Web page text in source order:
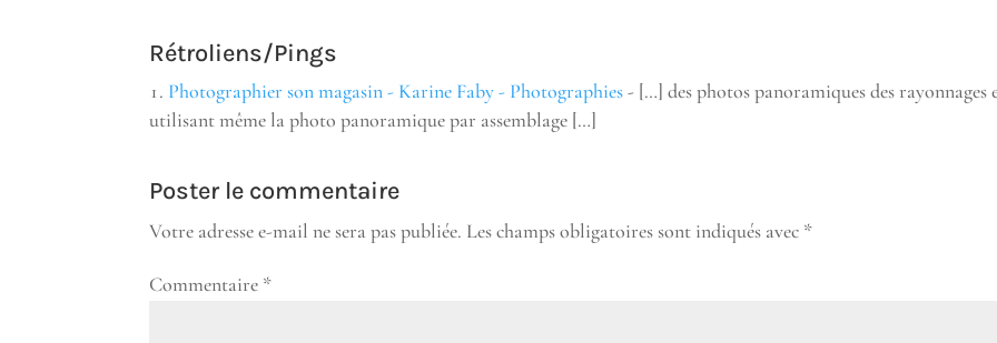
Rétroliens/Pings
Photographier son magasin - Karine Faby - Photographies- […] des photos panoramiques des rayonnages
utilisant même la photo panoramique par assemblage […]
Poster le commentaire
Votre adresse e-mail ne sera pas publiée. Les champs obligatoires sont indiqués avec *
Commentaire *